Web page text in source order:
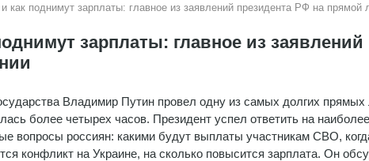
как поднимут зарплаты: главное из заявлений президента РФ на прямой
зарплаты: главное из заявлений
Владимир Путин провел одну из самых долгих прямых
более четырех часов. Президент успел ответить на наиболее
вопросы россиян: какими будут выплаты участникам СВО,
конфликт на Украине, на сколько повысится зарплата. Он